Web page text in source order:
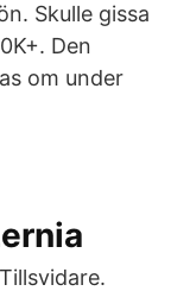
Skulle gissa
Den
om under